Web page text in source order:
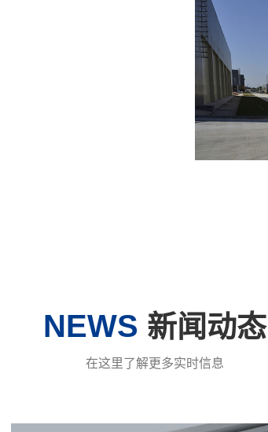
NEWS 新闻动态
在这里了解更多实时信息